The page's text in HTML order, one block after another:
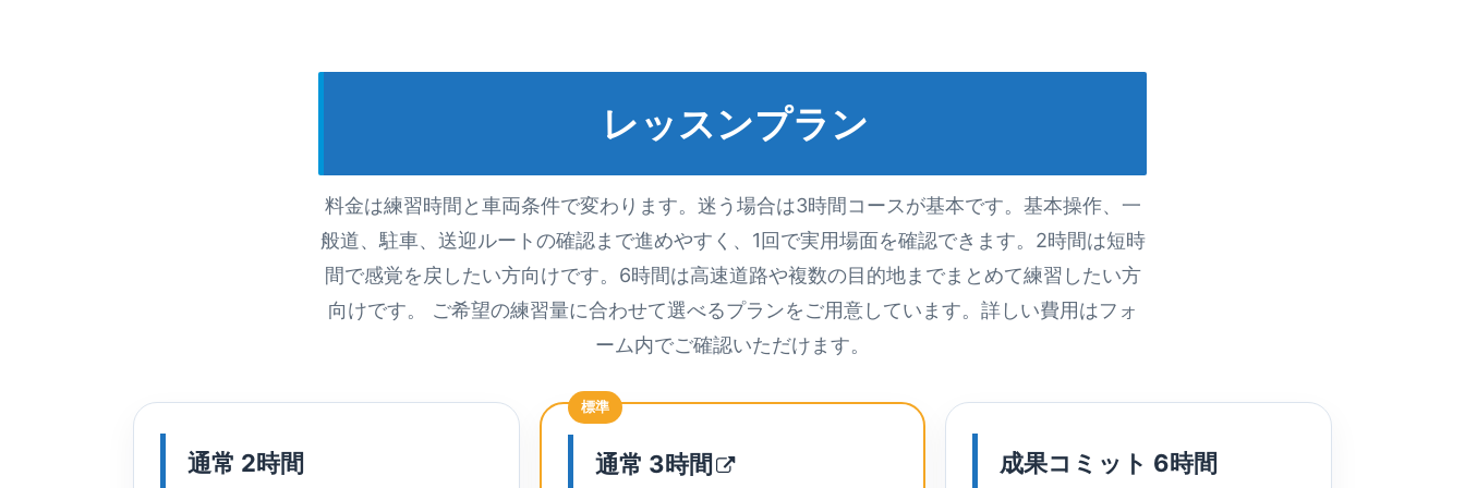
レッスンプラン
料金は練習時間と車両条件で変わります。迷う場合は3時間コースが基本です。基本操作、一
般道、駐車、送迎ルートの確認まで進めやすく、1回で実用場面を確認できます。2時間は短時
間で感覚を戻したい方向けです。6時間は高速道路や複数の目的地までまとめて練習したい方
向けです。 ご希望の練習量に合わせて選べるプランをご用意しています。詳しい費用はフォ
ーム内でご確認いただけます。
通常 2時間
標準
通常 3時間 成果コミット 6時間